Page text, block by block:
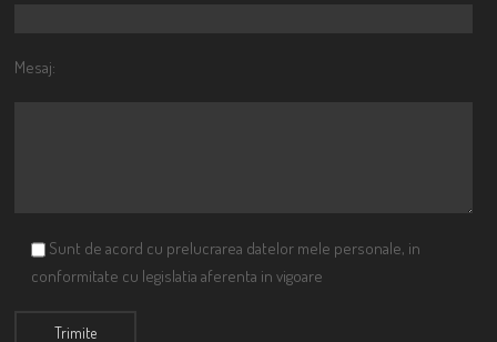
Mesaj:
Sunt de acord cu prelucrarea datelor mele personale, in
conformitate cu legislatia aferenta in vigoare